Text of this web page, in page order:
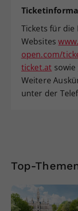
Tickets für die
Websites
open.com/
ticket.at sowie
Weitere
unter der
Top-